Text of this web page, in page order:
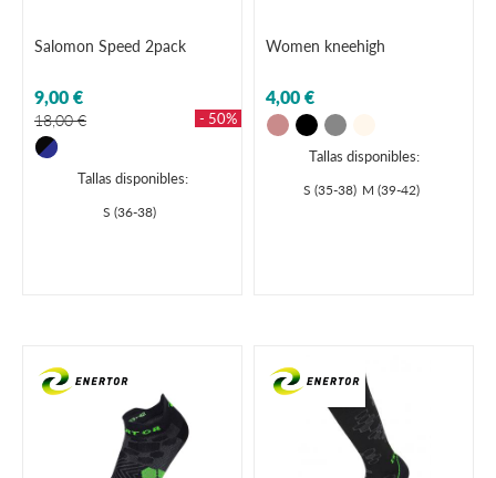
Salomon Speed 2pack
9,00 €
18,00 € - 50%
Tallas disponibles:
S (36-38)
Women kneehigh
4,00 €
Tallas disponibles:
S (35-38) M (39-42)